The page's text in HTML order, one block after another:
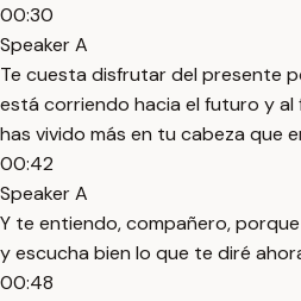
00:30
Speaker A
Te cuesta disfrutar del presente
está corriendo hacia el futuro y al
has vivido más en tu cabeza que
00:42
Speaker A
Y te entiendo, compañero,
y escucha bien lo que te diré
00:48